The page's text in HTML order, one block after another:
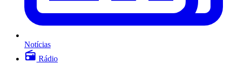
Notícias
Rádio